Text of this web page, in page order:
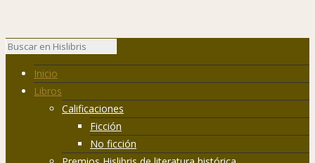
Inicio
Libros
Calificaciones
Ficción
No ficción